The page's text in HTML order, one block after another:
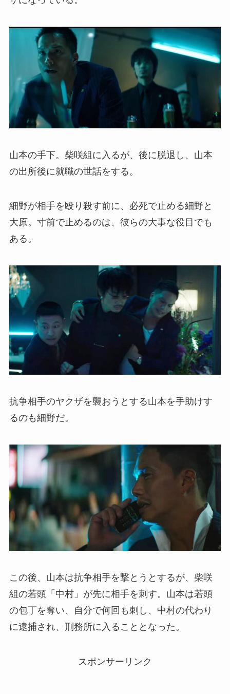
山本の手下。柴咲組に入るが、後に脱退し、山本
の出所後に就職の世話をする。
細野が相手を殴り殺す前に、必死で止める細野と
大原。寸前で止めるのは、彼らの大事な役目でも
ある。
抗争相手のヤクザを襲おうとする山本を手助けす
るのも細野だ。
この後、山本は抗争相手を撃とうとするが、柴咲
組の若頭「中村」が先に相手を刺す。山本は若頭
の包丁を奪い、自分で何回も刺し、中村の代わり
に逮捕され、刑務所に入ることとなった。
スポンサーリンク